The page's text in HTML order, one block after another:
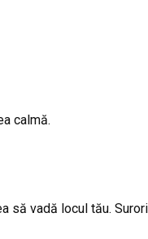
calmă.
să vadă locul tău.